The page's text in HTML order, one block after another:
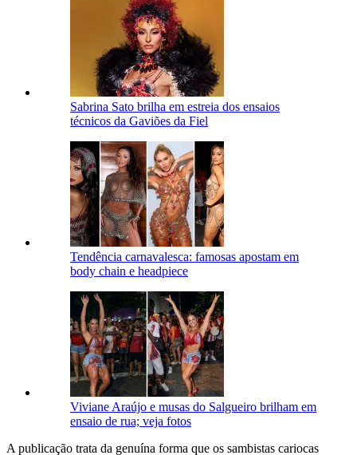
Sabrina Sato brilha em estreia dos ensaios
técnicos da Gaviões da Fiel
Tendência carnavalesca: famosas apostam em
body chain e headpiece
Viviane Araújo e musas do Salgueiro brilham em
ensaio de rua; veja fotos
A publicação trata da genuína forma que os sambistas cariocas